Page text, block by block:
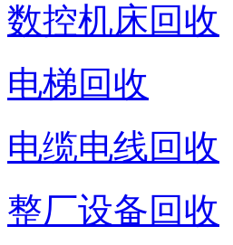
数控机床回收
电梯回收
电缆电线回收
整厂设备回收